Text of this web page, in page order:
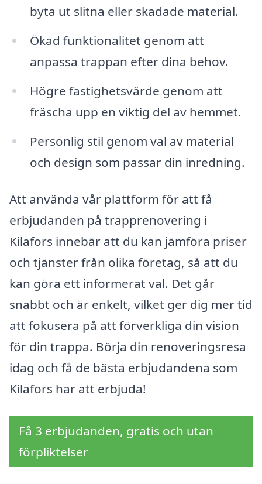
byta ut slitna eller skadade material.
Ökad funktionalitet genom att
anpassa trappan efter dina behov.
Högre fastighetsvärde genom att
fräscha upp en viktig del av hemmet.
Personlig stil genom val av material
och design som passar din inredning.
Att använda vår plattform för att få
erbjudanden på trapprenovering i
Kilafors innebär att du kan jämföra priser
och tjänster från olika företag, så att du
kan göra ett informerat val. Det går
snabbt och är enkelt, vilket ger dig mer tid
att fokusera på att förverkliga din vision
för din trappa. Börja din renoveringsresa
idag och få de bästa erbjudandena som
Kilafors har att erbjuda!
Få 3 erbjudanden, gratis och utan
förpliktelser